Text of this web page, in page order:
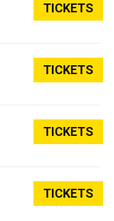
TICKETS
TICKETS
TICKETS
TICKETS